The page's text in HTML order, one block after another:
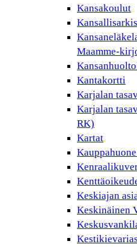
Kansakoulut
Maamme-
Kantakortti
Karjalan
Karjalan
RK)
Kartat
Keskiajan
Keskinäinen